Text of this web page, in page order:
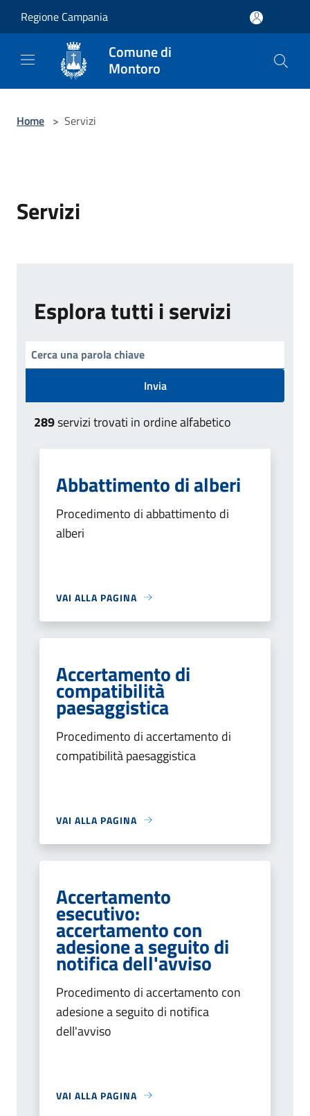
Regione Campania
Comune di
Montoro
Home > Servizi
Servizi
Esplora tutti i servizi
Invia
289servizi trovati in ordine alfabetico
Abbattimento di alberi
Procedimento di abbattimento di
alberi
VAI ALLA PAGINA
Accertamento di
compatibilità
paesaggistica
Procedimento di accertamento di
compatibilità paesaggistica
VAI ALLA PAGINA
Accertamento
esecutivo:
accertamento con
adesione a seguito di
notifica dell'avviso
Procedimento di accertamento con
adesione a seguito di notifica
dell'avviso
VAI ALLA PAGINA